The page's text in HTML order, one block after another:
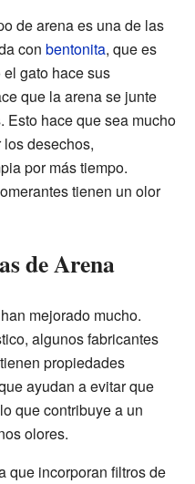
de arena es una de las
con bentonita, que es
gato hace sus
que la arena se junte
Esto hace que sea mucho
desechos,
por más tiempo.
tienen un olor
de Arena
mejorado mucho.
algunos fabricantes
propiedades
ayudan a evitar que
que contribuye a un
olores.
que incorporan filtros de